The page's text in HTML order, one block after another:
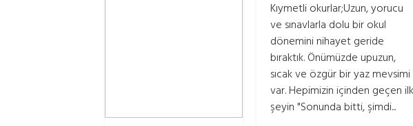
Kıymetli okurlar;Uzun, yorucu
ve sınavlarla dolu bir okul
dönemini nihayet geride
bıraktık. Önümüzde upuzun,
sıcak ve özgür bir yaz mevsimi
var. Hepimizin içinden geçen ilk
şeyin "Sonunda bitti, şimdi...